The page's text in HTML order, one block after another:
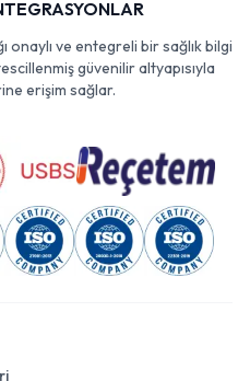
onaylı ve entegreli bir sağlık bilgi
güvenilir altyapısıyla
erişim sağlar.